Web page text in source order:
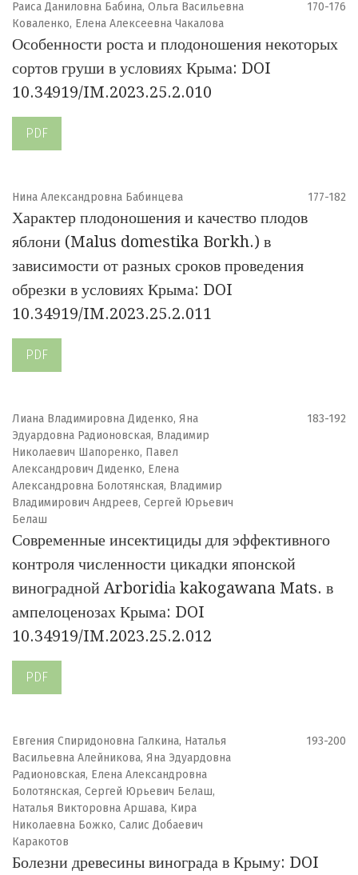
Раиса Даниловна Бабина, Ольга Васильевна
Коваленко, Елена Алексеевна Чакалова
170-176
Особенности роста и плодоношения некоторых
сортов груши в условиях Крыма: DOI
10.34919/IM.2023.25.2.010
PDF
Нина Александровна Бабинцева 177-182
Характер плодоношения и качество плодов
яблони (Malus domestika Borkh.) в
зависимости от разных сроков проведения
обрезки в условиях Крыма: DOI
10.34919/IM.2023.25.2.011
PDF
Лиана Владимировна Диденко, Яна
Эдуардовна Радионовская, Владимир
Николаевич Шапоренко, Павел
Александрович Диденко, Елена
Александровна Болотянская, Владимир
Владимирович Андреев, Сергей Юрьевич
Белаш
183-192
Современные инсектициды для эффективного
контроля численности цикадки японской
виноградной Arboridiа kakogawana Mats. в
ампелоценозах Крыма: DOI
10.34919/IM.2023.25.2.012
PDF
Евгения Спиридоновна Галкина, Наталья
Васильевна Алейникова, Яна Эдуардовна
Радионовская, Елена Александровна
Болотянская, Сергей Юрьевич Белаш,
Наталья Викторовна Аршава, Кира
Николаевна Божко, Салис Добаевич
Каракотов
193-200
Болезни древесины винограда в Крыму: DOI